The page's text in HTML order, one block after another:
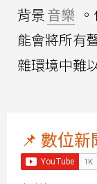
背景音樂
能會將所有
雜環境中難
📌 數位新